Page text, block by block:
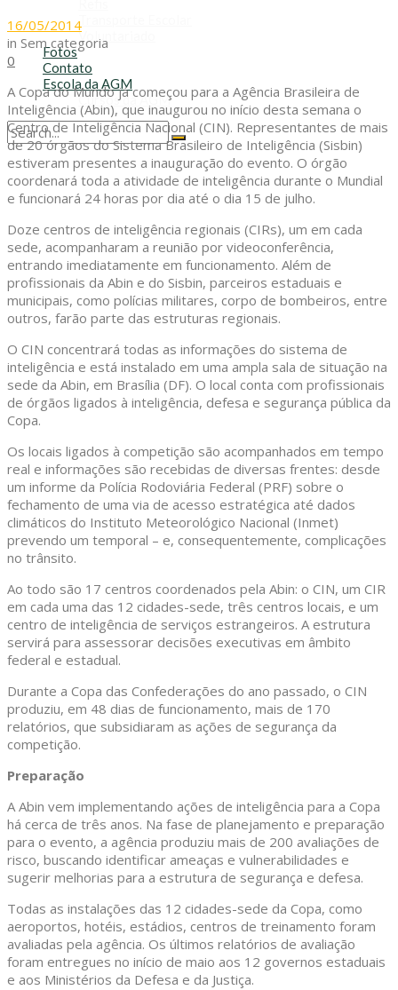
Transporte Escolar
Voluntariado
Fotos
Contato
Escola da AGM
Cursos da AGM
No Result
View All Result
16/05/2014
in Sem categoria
0
A Copa do Mundo já começou para a Agência Brasileira de
Inteligência (Abin), que inaugurou no início desta semana o
Centro de Inteligência Nacional (CIN). Representantes de mais
de 20 órgãos do Sistema Brasileiro de Inteligência (Sisbin)
estiveram presentes a inauguração do evento. O órgão
coordenará toda a atividade de inteligência durante o Mundial
e funcionará 24 horas por dia até o dia 15 de julho.
Doze centros de inteligência regionais (CIRs), um em cada
sede, acompanharam a reunião por videoconferência,
entrando imediatamente em funcionamento. Além de
profissionais da Abin e do Sisbin, parceiros estaduais e
municipais, como polícias militares, corpo de bombeiros, entre
outros, farão parte das estruturas regionais.
O CIN concentrará todas as informações do sistema de
inteligência e está instalado em uma ampla sala de situação na
sede da Abin, em Brasília (DF). O local conta com profissionais
de órgãos ligados à inteligência, defesa e segurança pública da
Copa.
Os locais ligados à competição são acompanhados em tempo
real e informações são recebidas de diversas frentes: desde
um informe da Polícia Rodoviária Federal (PRF) sobre o
fechamento de uma via de acesso estratégica até dados
climáticos do Instituto Meteorológico Nacional (Inmet)
prevendo um temporal – e, consequentemente, complicações
no trânsito.
Ao todo são 17 centros coordenados pela Abin: o CIN, um CIR
em cada uma das 12 cidades-sede, três centros locais, e um
centro de inteligência de serviços estrangeiros. A estrutura
servirá para assessorar decisões executivas em âmbito
federal e estadual.
Durante a Copa das Confederações do ano passado, o CIN
produziu, em 48 dias de funcionamento, mais de 170
relatórios, que subsidiaram as ações de segurança da
competição.
Preparação
A Abin vem implementando ações de inteligência para a Copa
há cerca de três anos. Na fase de planejamento e preparação
para o evento, a agência produziu mais de 200 avaliações de
risco, buscando identificar ameaças e vulnerabilidades e
sugerir melhorias para a estrutura de segurança e defesa.
Todas as instalações das 12 cidades-sede da Copa, como
aeroportos, hotéis, estádios, centros de treinamento foram
avaliadas pela agência. Os últimos relatórios de avaliação
foram entregues no início de maio aos 12 governos estaduais
e aos Ministérios da Defesa e da Justiça.